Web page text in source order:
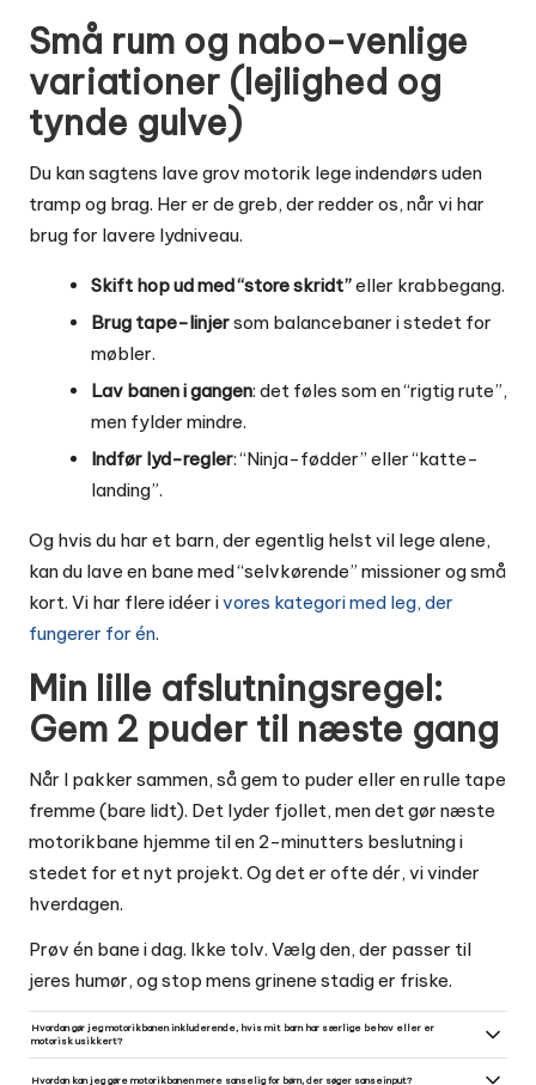
Små rum og nabo-venlige
variationer (lejlighed og
tynde gulve)
Du kan sagtens lave grov motorik lege indendørs uden
tramp og brag. Her er de greb, der redder os, når vi har
brug for lavere lydniveau.
Skift hop ud med “store skridt”eller krabbegang.
Brug tape-linjersom balancebaner i stedet for
møbler.
Lav banen i gangen: det føles som en “rigtig rute”,
men fylder mindre.
Indfør lyd-regler: “Ninja-fødder” eller “katte-
landing”.
Og hvis du har et barn, der egentlig helst vil lege alene,
kan du lave en bane med “selvkørende” missioner og små
kort. Vi har flere idéer ivores kategori med leg, der
fungerer for én.
Min lille afslutningsregel:
Gem 2 puder til næste gang
Når I pakker sammen, så gem to puder eller en rulle tape
fremme (bare lidt). Det lyder fjollet, men det gør næste
motorikbane hjemme til en 2-minutters beslutning i
stedet for et nyt projekt. Og det er ofte dér, vi vinder
hverdagen.
Prøv én bane i dag. Ikke tolv. Vælg den, der passer til
jeres humør, og stop mens grinene stadig er friske.
Hvordan gør jeg motorikbanen inkluderende, hvis mit barn har særlige behov eller er
motorisk usikkert?
vælge 1-2 stationer, de føler sig trygge ved, og gentag dem i stedet for at skifte hele tiden. Ros indsats og
Hvordan kan jeg gøre motorikbanen mere sanselig for børn, der søger sanseinput?